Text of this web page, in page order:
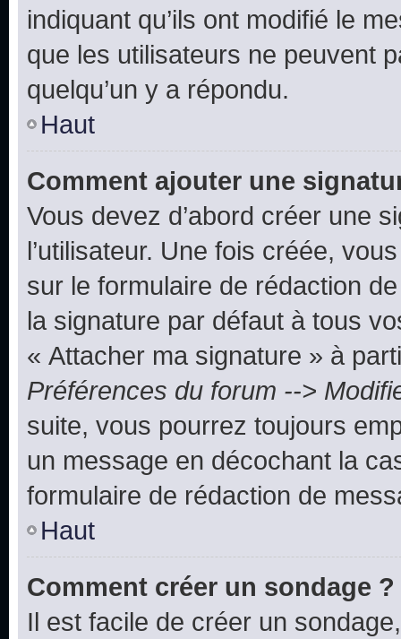
indiquant qu’ils ont modifié le
que les utilisateurs ne peuvent
quelqu’un y a répondu.
Haut
Comment ajouter une
Vous devez d’abord créer une
l’utilisateur. Une fois créée,
sur le formulaire de rédaction
la signature par défaut à tous
« Attacher ma signature » à
Préférences du forum -->
suite, vous pourrez toujours
un message en décochant la
formulaire de rédaction de
Haut
Comment créer un sondage ?
Il est facile de créer un